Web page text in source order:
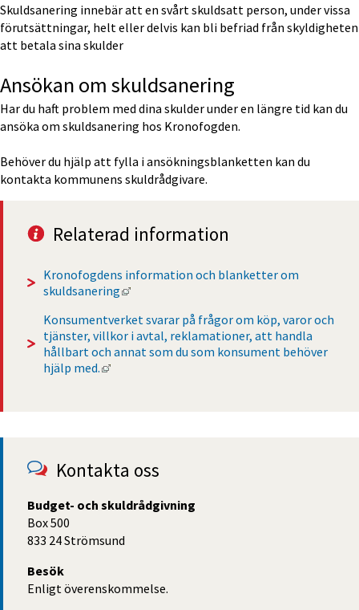
Skuldsanering innebär att en svårt skuldsatt person, under vissa
förutsättningar, helt eller delvis kan bli befriad från skyldigheten
att betala sina skulder
Ansökan om skuldsanering
Har du haft problem med dina skulder under en längre tid kan du
ansöka om skuldsanering hos Kronofogden.
Behöver du hjälp att fylla i ansökningsblanketten kan du
kontakta kommunens skuldrådgivare.
Relaterad information
Kronofogdens information och blanketter om
skuldsanering
Länk till annan webbplats, öppnas i nytt
Konsumentverket svarar på frågor om köp, varor och
tjänster, villkor i avtal, reklamationer, att handla
hållbart och annat som du som konsument behöver
hjälp med.
Länk till annan webbplats, öppnas i nytt
Kontakta oss
Budget- och skuldrådgivning
Box 500
833 24 Strömsund
Besök
Enligt överenskommelse.